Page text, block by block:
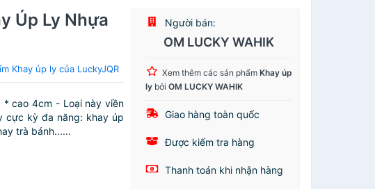
Úp Ly Nhựa
Khay úp ly của LuckyJQR
* cao 4cm - Loại này viền
cực kỳ đa năng: khay úp
trà bánh......
Người bán:
OM LUCKY WAHIK
Xem thêm các sản phẩmKhay úp
ly bởiOM LUCKY WAHIK
Giao hàng toàn quốc
Được kiểm tra hàng
Thanh toán khi nhận hàng